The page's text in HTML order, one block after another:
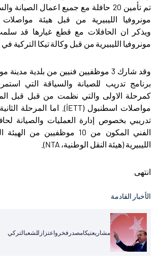
تم تأمين 20 حافلة مع جميع اعمال
مونروفيا الليبيرية من قبل هيئة
ويذكر ان الحافلات مع قطع غيارها قد
مونروفيا الليبيرية من قبل وكالة تيكا التركية في
وقد شارك 3 موظفيين فنيين من بلدية
برنامج تدريب للصيانة والسياقة التي
كمرحلة الاولى والتي نظمت من قبل قبل
مواصلات اسطنبول (İETT). اما المرحلة
تدريبي بخصوص إدارة العمليات والصيانة
الفني المكون من 10 موظفيين من
الليبيرية (هيئة النقل الوطنية، NTA
).
انتهى
الأخبار القادمة
مشاريعتيكامصدرفخرواعتزازللشعبالتركي